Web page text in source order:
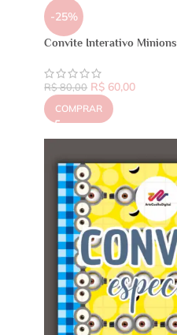
-25%
Convite Interativo Minions
R$80,00 R$ 60,00
COMPRAR